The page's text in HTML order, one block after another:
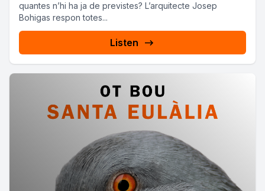
quantes n’hi ha ja de previstes? L’arquitecte Josep
Bohigas respon totes...
Listen